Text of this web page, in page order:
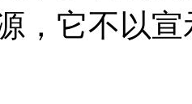
，它不以